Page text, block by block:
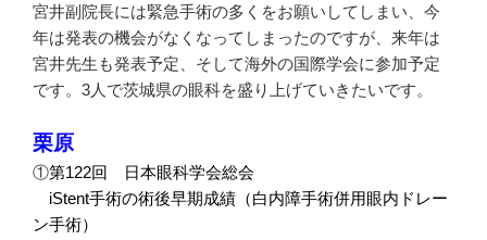
宮井副院長には緊急手術の多くをお願いしてしまい、今
年は発表の機会がなくなってしまったのですが、来年は
宮井先生も発表予定、そして海外の国際学会に参加予定
です。3人で茨城県の眼科を盛り上げていきたいです。
栗原
①第122回 日本眼科学会総会
iStent手術の術後早期成績（白内障手術併用眼内ドレー
ン手術）